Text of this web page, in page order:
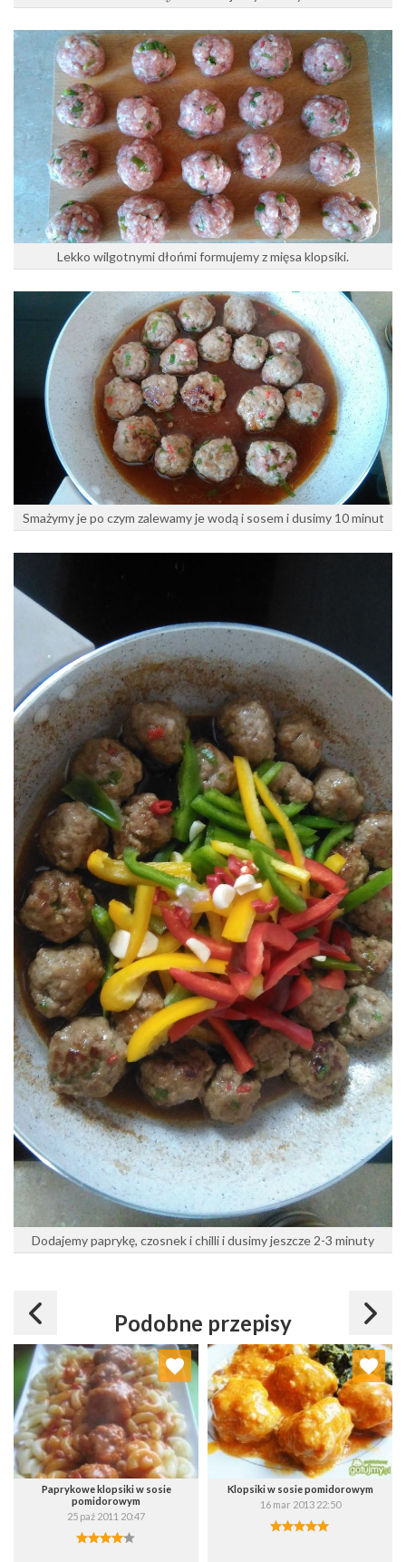
Lekko wilgotnymi dłońmi formujemy z mięsa klopsiki.
Smażymy je po czym zalewamy je wodą i sosem i dusimy 10 minut
Dodajemy paprykę, czosnek i chilli i dusimy jeszcze 2-3 minuty
Podobne przepisy
Paprykowe klopsiki w sosie
pomidorowym
25 paź 2011 20:47
Dodaj do ulubionych
Wybierz listę:
Klopsiki w sosie pomidorowym
16 mar 2013 22:50
Dodaj do ulubionych
Wybierz listę: